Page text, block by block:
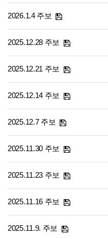
2026.1.4 주보
2025.12.28 주보
2025.12.21 주보
2025.12.14 주보
2025.12.7 주보
2025.11.30 주보
2025.11.23 주보
2025.11.16 주보
2025.11.9. 주보